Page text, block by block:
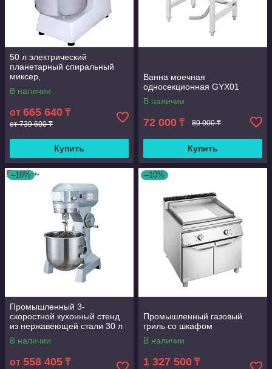
50 л электрический
планетарный спиральный
миксер,
многофункциональный
миксер для теста и еды для
В наличии
от 665 640 ₸
от 739 600 ₸
Купить
Ванна моечная
односекционная GYX01
В наличии
72 000 ₸ 80 000 ₸
Купить
–10%
Промышленный 3-
скоростной кухонный стенд
из нержавеющей стали 30 л
В наличии
от 558 405 ₸
–10%
Промышленный газовый
гриль со шкафом
В наличии
1 327 500 ₸